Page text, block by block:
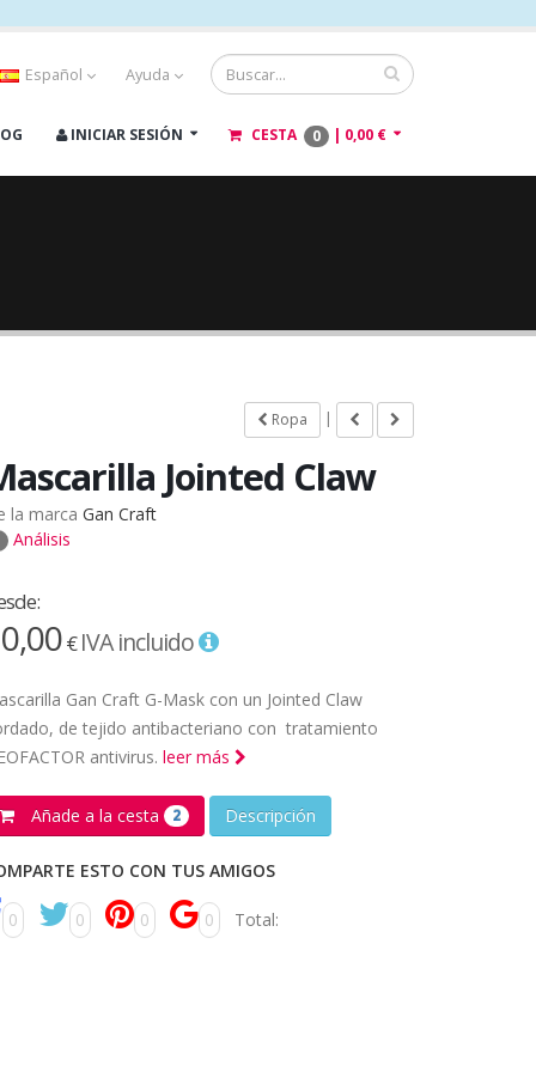
Español Ayuda
INICIAR SESIÓN CESTA 0 | 0,00 €
Ropa |
Jointed Claw
la marca Gan Craft
Análisis
€IVA incluido
Gan Craft G-Mask con un Jointed Claw
de tejido antibacteriano con tratamiento
antivirus. leer más
Añade a la cesta 2 Descripción
ESTO CON TUS AMIGOS
0 0 0 0 Total: